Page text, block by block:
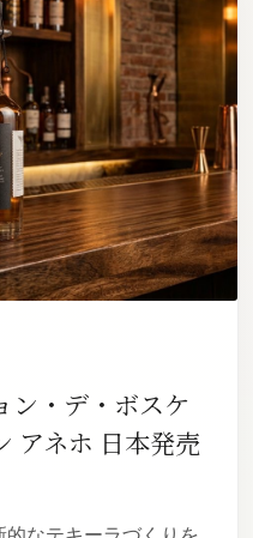
ン・デ・ボスケ
アネホ 日本発売